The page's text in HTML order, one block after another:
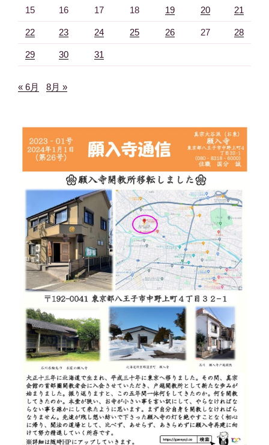
15 16 17 18 19 20 21
22 23 24 25 26 27 28
29 30 31
« 6月 8月 »